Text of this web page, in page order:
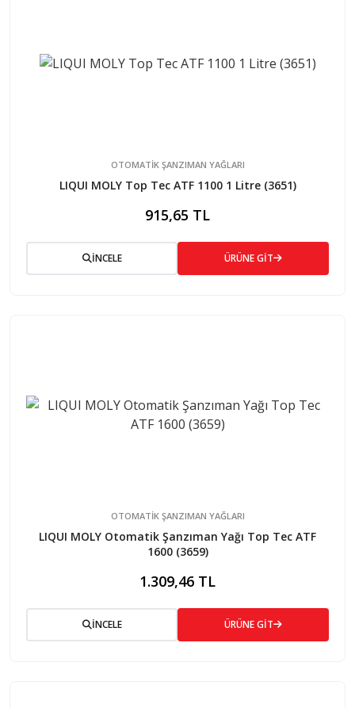
OTOMATİK ŞANZIMAN YAĞLARI
LIQUI MOLY Top Tec ATF 1100 1 Litre (3651)
915,65 TL
İNCELE ÜRÜNE GİT
OTOMATİK ŞANZIMAN YAĞLARI
LIQUI MOLY Otomatik Şanzıman Yağı Top Tec ATF
1600 (3659)
1.309,46 TL
İNCELE ÜRÜNE GİT